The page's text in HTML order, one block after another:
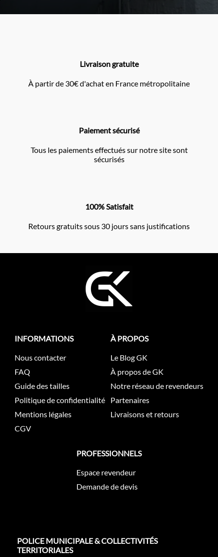
Livraison gratuite
À partir de 30€ d'achat en France métropolitaine
Paiement sécurisé
Tous les paiements effectués sur notre site sont
sécurisés
100% Satisfait
Retours gratuits sous 30 jours sans justifications
INFORMATIONS
Nous contacter
FAQ
Guide des tailles
Politique de confidentialité
Mentions légales
CGV
À PROPOS
Le Blog GK
À propos de GK
Notre réseau de revendeurs
Partenaires
Livraisons et retours
PROFESSIONNELS
Espace revendeur
Demande de devis
POLICE MUNICIPALE & COLLECTIVITÉS
TERRITORIALES